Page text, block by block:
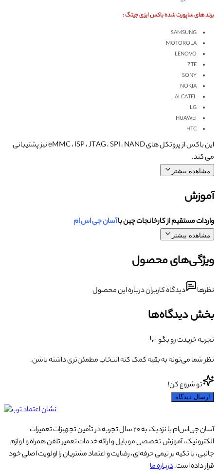
برند های ساپورت شده باکس ایزی جیتگ :
SAMSUNG
MOTOROLA
LENOVO
ZTE
SONY
NOKIA
ALCATEL
LG
HUAWEI
HTC
این باکس از پروتکل های eMMC ، ISP ، JTAG ، SPI ، NAND نیز پشتیبانی
می کند.
مشاهده بیشتر
آموزش
واردات مستقیم از کارخانجات چین باآسان جی اس ام
مشاهده بیشتر
ویژگی‌های محصول
نظرها دیدگاه کاربران درباره این محصول
بخش دیدگاه‌ها
تجربه خریدت رو بگو 💬
نظر شما می‌تونه به بقیه کمک کنه انتخاب مطمئن‌تری داشته باشن.
تو شروع کن!
ارسال دیدگاه
آسان جی‌اس‌ام با نزدیک به ۲۰ سال تجربه در تأمین تجهیزات تعمیرات
الکترونیک، آموزش تخصصی موبایل و ارائه خدمات تعمیر تلفن همراه و لوازم
جانبی، با تکیه بر تیمی حرفه‌ای، رضایت و اعتماد مشتریان را اولویت اصلی خود
قرار داده است.درباره ما